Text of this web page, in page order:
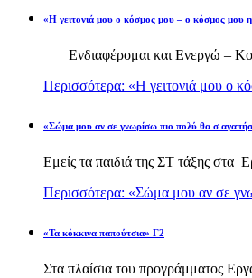
«Η γειτονιά μου ο κόσμος μου – ο κόσμος μου η
Ενδιαφέρομαι και Ενεργώ –
Περισσότερα: «Η γειτονιά μου ο
«Σώμα μου αν σε γνωρίσω πιο πολύ θα σ
Εμείς τα παιδιά της ΣΤ τάξης στα
Περισσότερα: «Σώμα μου αν σε
«Τα κόκκινα παπούτσια» Γ2
Στα πλαίσια του προγράμματος